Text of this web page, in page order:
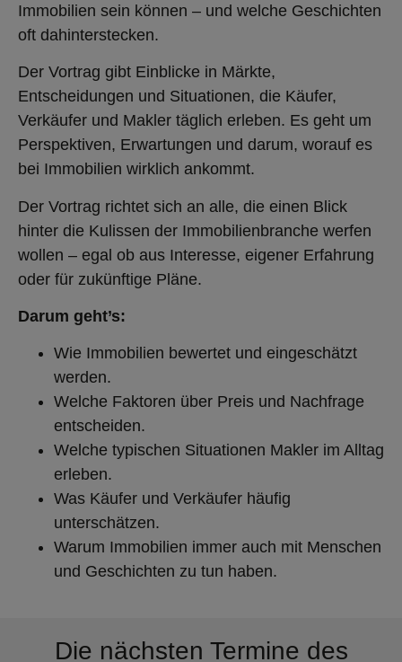
Immobilien sein können – und welche Geschichten
oft dahinterstecken.
Der Vortrag gibt Einblicke in Märkte,
Entscheidungen und Situationen, die Käufer,
Verkäufer und Makler täglich erleben. Es geht um
Perspektiven, Erwartungen und darum, worauf es
bei Immobilien wirklich ankommt.
Der Vortrag richtet sich an alle, die einen Blick
hinter die Kulissen der Immobilienbranche werfen
wollen – egal ob aus Interesse, eigener Erfahrung
oder für zukünftige Pläne.
Darum geht’s:
Wie Immobilien bewertet und eingeschätzt
werden.
Welche Faktoren über Preis und Nachfrage
entscheiden.
Welche typischen Situationen Makler im Alltag
erleben.
Was Käufer und Verkäufer häufig
unterschätzen.
Warum Immobilien immer auch mit Menschen
und Geschichten zu tun haben.
Die nächsten Termine des